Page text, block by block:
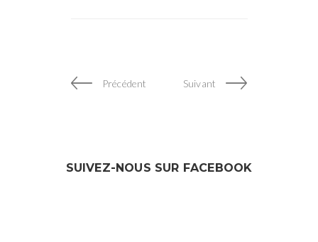
Précédent Suivant
SUIVEZ-NOUS SUR FACEBOOK